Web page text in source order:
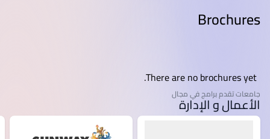
Brochures
There are no brochures yet.
جامعات تقدم برامج في مجال
الأعمال و الإدارة